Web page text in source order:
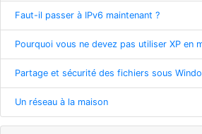
Faut-il passer à IPv6 maintenant ?
Pourquoi vous ne devez pas utiliser XP en
Partage et sécurité des fichiers sous
Un réseau à la maison